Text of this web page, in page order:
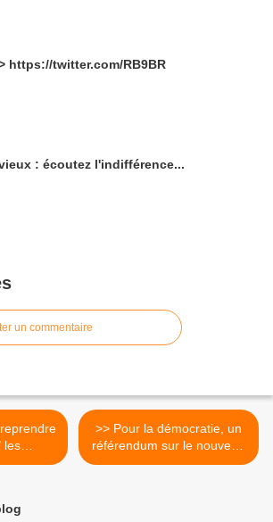
https://twitter.com/RB9BR
: écoutez l'indifférence...
un commentaire
les
son
>> Pour la démocratie, un
référendum sur le nouveau
traité >